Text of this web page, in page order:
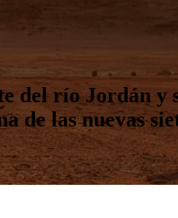
del río Jordán y
de las nuevas